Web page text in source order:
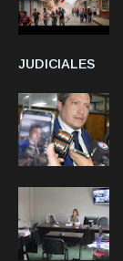
JUDICIALES